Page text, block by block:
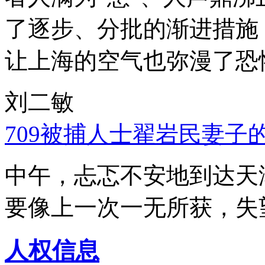
了逐步、分批的渐进措
让上海的空气也弥漫了
刘二敏
709被捕人士翟岩民妻子
中午，忐忑不安地到达
要像上一次一无所获，
人权信息